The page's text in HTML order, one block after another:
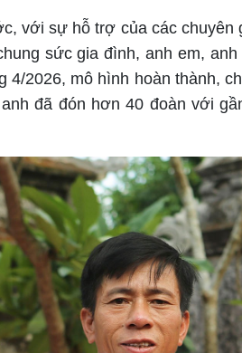
với sự hỗ trợ của các chuyên
sức gia đình, anh em,
4/2026, mô hình hoàn thành,
đã đón hơn 40 đoàn với